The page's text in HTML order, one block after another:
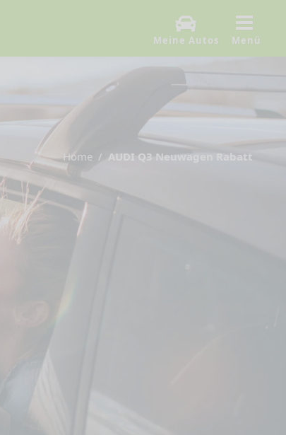
Menü
Meine Autos
Home AUDI Q3 Neuwagen Rabatt